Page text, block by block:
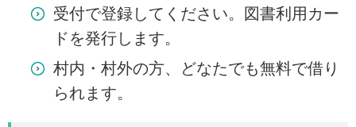
受付で登録してください。図書利用カー
ドを発行します。
村内・村外の方、どなたでも無料で借り
られます。